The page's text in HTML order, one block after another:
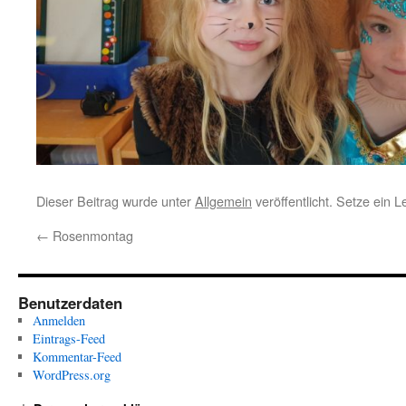
Dieser Beitrag wurde unterAllgemein veröffentlicht. Setze ein
← Rosenmontag
Benutzerdaten
Anmelden
Eintrags-Feed
Kommentar-Feed
WordPress.org